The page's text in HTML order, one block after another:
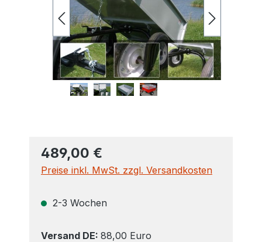
489,00 €
Preise inkl. MwSt. zzgl. Versandkosten
2-3 Wochen
Versand DE: 88,00 Euro